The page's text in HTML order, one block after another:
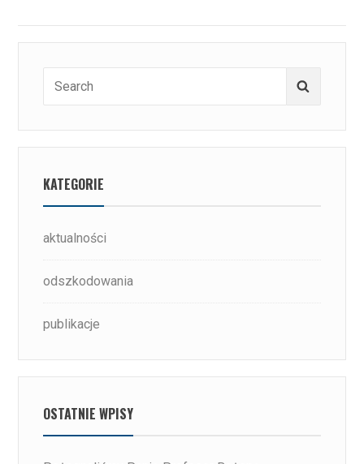
KATEGORIE
aktualności
odszkodowania
publikacje
OSTATNIE WPISY